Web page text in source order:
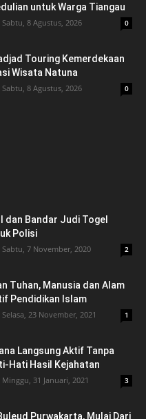
untuk Warga Tiangau
Sabtu, 8 Agustus, 2026 0
Touring Kemerdekaan
Wisata Natuna
Sabtu, 8 Agustus, 2026 0
dan Bandar Judi Togel
Polisi
Sabtu, 7 November, 2020 2
Tuhan, Manusia dan Alam
Pendidikan Islam
Selasa, 23 November, 2021 1
Langsung Aktif Tanpa
Hati Hasil Kejahatan
Minggu, 31 Januari, 2021 3
Purwakarta, Mulai Dari